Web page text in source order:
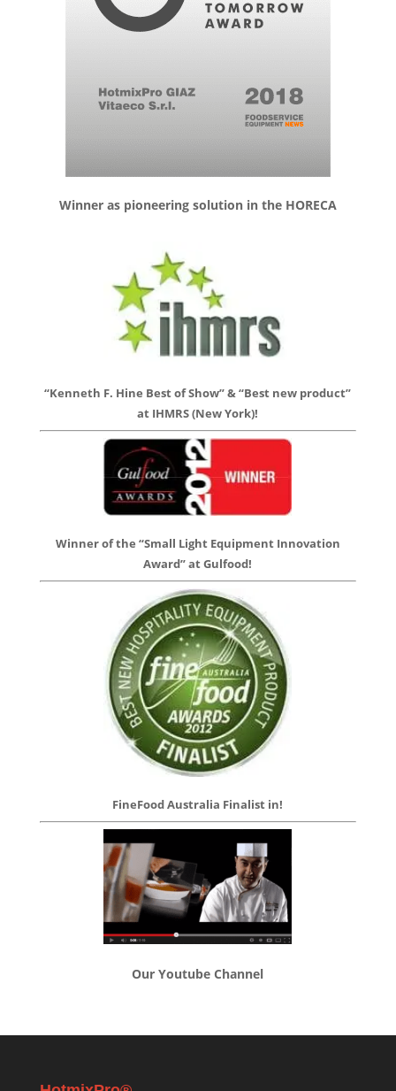
Winner as pioneering solution in the HORECA
“Kenneth F. Hine Best of Show” & “Best new product”
at IHMRS (New York)!
Winner of the “Small Light Equipment Innovation
Award” at Gulfood!
FineFood Australia Finalist in!
Our Youtube Channel